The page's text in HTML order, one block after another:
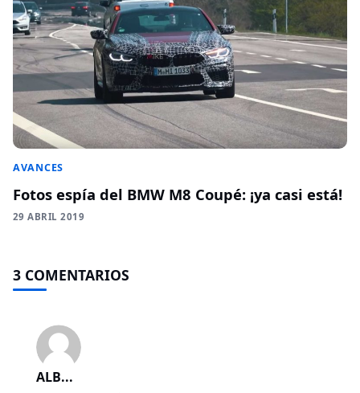
AVANCES
Fotos espía del BMW M8 Coupé: ¡ya casi está!
29 ABRIL 2019
3 COMENTARIOS
ALB...